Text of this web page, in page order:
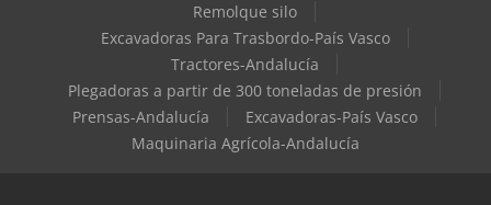
Remolque silo
Excavadoras Para Trasbordo-País Vasco
Tractores-Andalucía
Plegadoras a partir de 300 toneladas de presión
Prensas-Andalucía
Excavadoras-País Vasco
Maquinaria Agrícola-Andalucía